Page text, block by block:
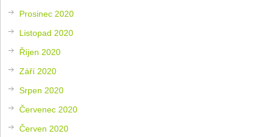
Prosinec 2020
Listopad 2020
Říjen 2020
Září 2020
Srpen 2020
Červenec 2020
Červen 2020